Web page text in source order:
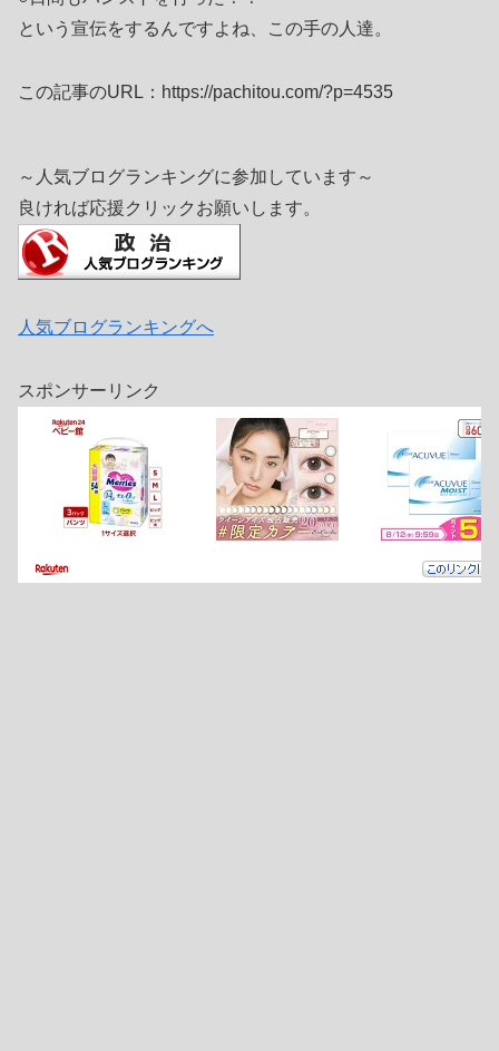
という宣伝をするんですよね、この手の人達。
この記事のURL：https://pachitou.com/?p=4535
～人気ブログランキングに参加しています～
良ければ応援クリックお願いします。
人気ブログランキングへ
スポンサーリンク